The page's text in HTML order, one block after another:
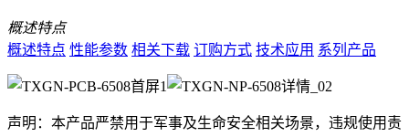
概述特点
概述特点 性能参数 相关下载 订购方式 技术应用 系列产品
声明：本产品严禁用于军事及生命安全相关场景，违规使用责